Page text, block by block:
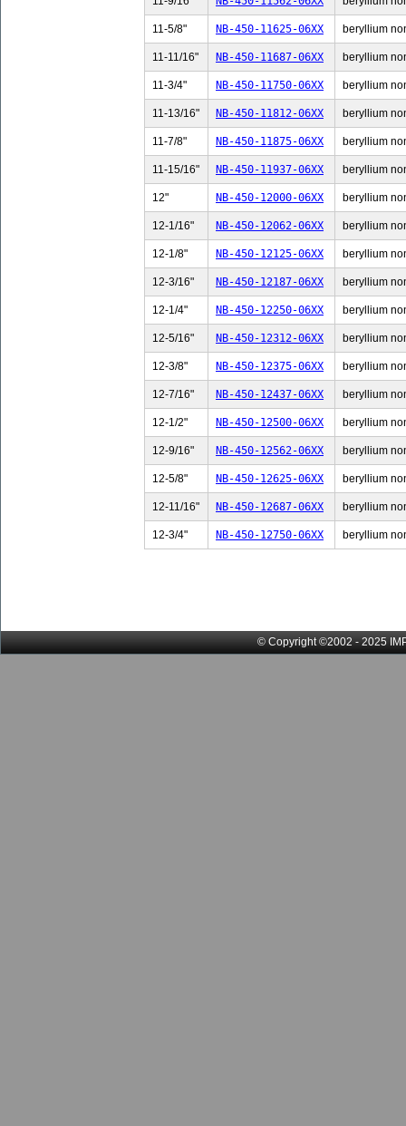
11-5/8" NB-450-11625-06XX beryllium
11-11/16" NB-450-11687-06XX beryllium
11-3/4" NB-450-11750-06XX beryllium
11-13/16" NB-450-11812-06XX beryllium
11-7/8" NB-450-11875-06XX beryllium
11-15/16" NB-450-11937-06XX beryllium
12" NB-450-12000-06XX beryllium
12-1/16" NB-450-12062-06XX beryllium
12-1/8" NB-450-12125-06XX beryllium
12-3/16" NB-450-12187-06XX beryllium
12-1/4" NB-450-12250-06XX beryllium
12-5/16" NB-450-12312-06XX beryllium
12-3/8" NB-450-12375-06XX beryllium
12-7/16" NB-450-12437-06XX beryllium
12-1/2" NB-450-12500-06XX beryllium
12-9/16" NB-450-12562-06XX beryllium
12-5/8" NB-450-12625-06XX beryllium
12-11/16" NB-450-12687-06XX beryllium
12-3/4" NB-450-12750-06XX beryllium
© Copyright ©2002 - 2025